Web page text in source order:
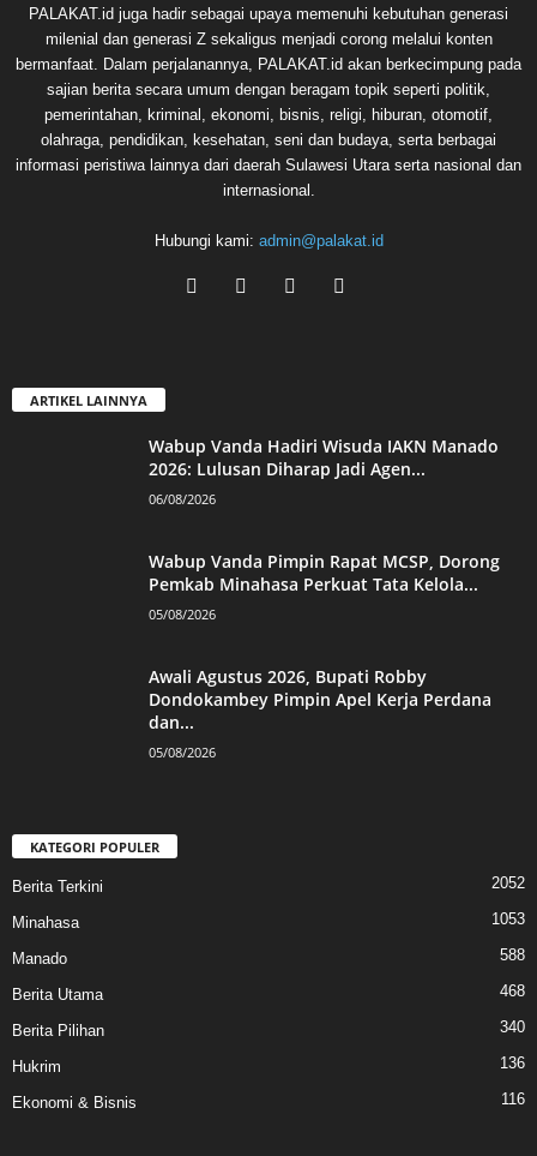
PALAKAT.id juga hadir sebagai upaya memenuhi kebutuhan generasi
milenial dan generasi Z sekaligus menjadi corong melalui konten
bermanfaat. Dalam perjalanannya, PALAKAT.id akan berkecimpung pada
sajian berita secara umum dengan beragam topik seperti politik,
pemerintahan, kriminal, ekonomi, bisnis, religi, hiburan, otomotif,
olahraga, pendidikan, kesehatan, seni dan budaya, serta berbagai
informasi peristiwa lainnya dari daerah Sulawesi Utara serta nasional dan
internasional.
Hubungi kami: admin@palakat.id
ARTIKEL LAINNYA
Wabup Vanda Hadiri Wisuda IAKN Manado
2026: Lulusan Diharap Jadi Agen...
06/08/2026
Wabup Vanda Pimpin Rapat MCSP, Dorong
Pemkab Minahasa Perkuat Tata Kelola...
05/08/2026
Awali Agustus 2026, Bupati Robby
Dondokambey Pimpin Apel Kerja Perdana
dan...
05/08/2026
KATEGORI POPULER
Berita Terkini 2052
Minahasa 1053
Manado 588
Berita Utama 468
Berita Pilihan 340
Hukrim 136
Ekonomi & Bisnis 116